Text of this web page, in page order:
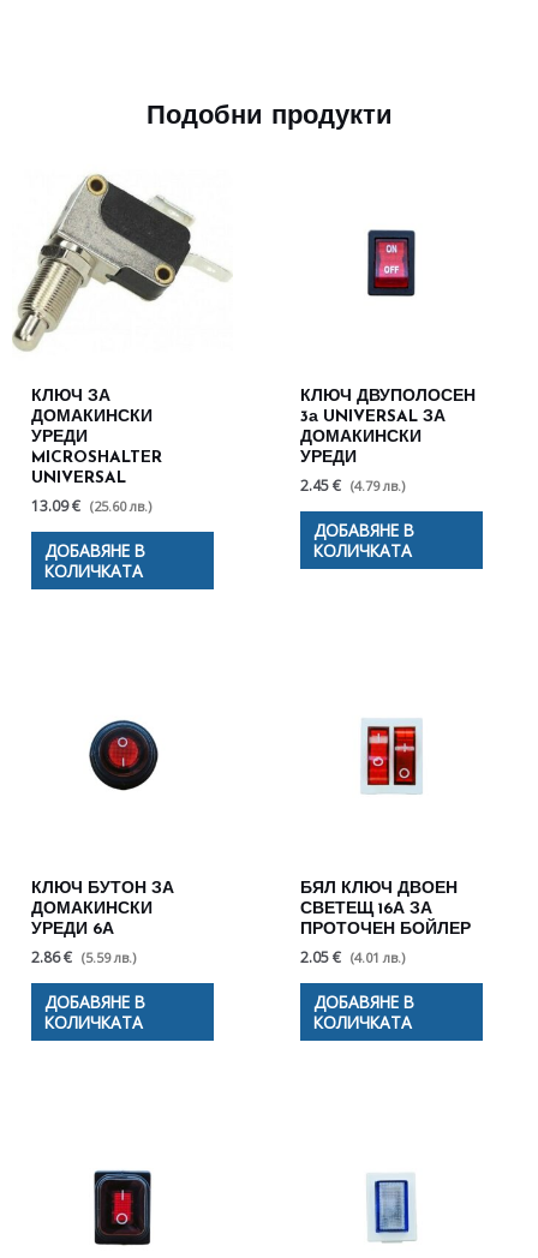
Подобни продукти
КЛЮЧ ЗА
ДОМАКИНСКИ
УРЕДИ
MICROSHALTER
UNIVERSAL
13.09 € (25.60 лв.)
ДОБАВЯНЕ В
КОЛИЧКАТА
КЛЮЧ ДВУПОЛОСЕН
3а UNIVERSAL ЗА
ДОМАКИНСКИ
УРЕДИ
2.45 € (4.79 лв.)
ДОБАВЯНЕ В
КОЛИЧКАТА
КЛЮЧ БУТОН ЗА
ДОМАКИНСКИ
УРЕДИ 6А
2.86 € (5.59 лв.)
ДОБАВЯНЕ В
КОЛИЧКАТА
БЯЛ КЛЮЧ ДВОЕН
СВЕТЕЩ 16А ЗА
ПРОТОЧЕН БОЙЛЕР
2.05 € (4.01 лв.)
ДОБАВЯНЕ В
КОЛИЧКАТА